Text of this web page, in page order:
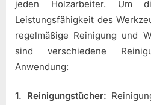
jeden Holzarbeiter. Um
Leistungsfähigkeit des
regelmäßige Reinigung und
sind verschiedene
Anwendung:
1. Reinigungstücher: